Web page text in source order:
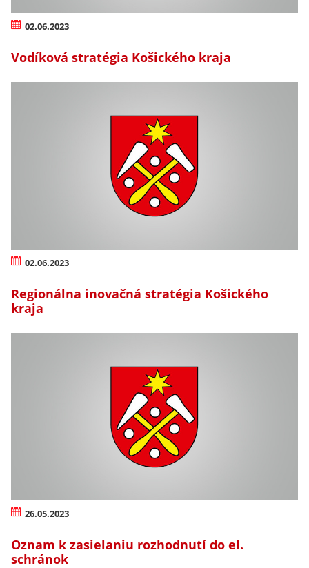
02.06.2023
Vodíková stratégia Košického kraja
02.06.2023
Regionálna inovačná stratégia Košického
kraja
26.05.2023
Oznam k zasielaniu rozhodnutí do el.
schránok